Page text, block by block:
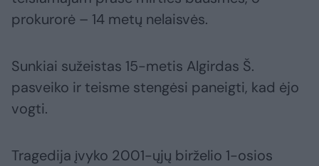
prokurorė – 14 metų nelaisvės.
Sunkiai sužeistas 15-metis Algirdas Š.
pasveiko ir teisme stengėsi paneigti, kad ėjo
vogti.
Tragedija įvyko 2001-ųjų birželio 1-osios